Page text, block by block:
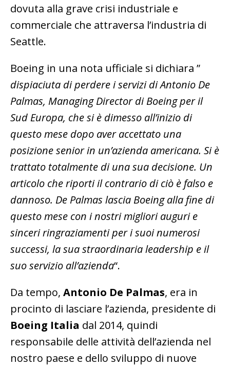
dovuta alla grave crisi industriale e
commerciale che attraversa l’industria di
Seattle.
Boeing in una nota ufficiale si dichiara ”
dispiaciuta di perdere i servizi di Antonio De
Palmas, Managing Director di Boeing per il
Sud Europa, che si è dimesso all’inizio di
questo mese dopo aver accettato una
posizione senior in un’azienda americana. Si è
trattato totalmente di una sua decisione. Un
articolo che riporti il contrario di ciò è falso e
dannoso. De Palmas lascia Boeing alla fine di
questo mese con i nostri migliori auguri e
sinceri ringraziamenti per i suoi numerosi
successi, la sua straordinaria leadership e il
suo servizio all’azienda“.
Da tempo, Antonio De Palmas, era in
procinto di lasciare l’azienda, presidente di
Boeing Italia dal 2014, quindi
responsabile delle attività dell’azienda nel
nostro paese e dello sviluppo di nuove